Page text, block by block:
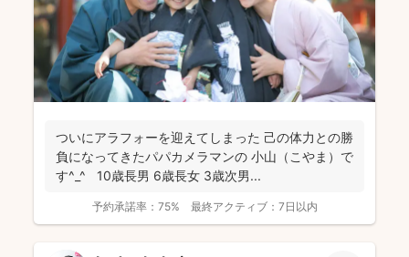
ついにアラフォーを迎えてしまった 己の体力との勝
負になってきたパパカメラマンの 小山（こやま）で
す^_^ 10歳長男 6歳長女 3歳次男...
予約承諾率： 75% 最終アクティブ： 7日以内